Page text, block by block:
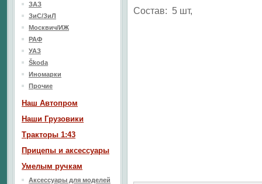
Состав: 5 шт,
ЗАЗ
ЗиС/ЗиЛ
Москвич/ИЖ
РАФ
УАЗ
Škoda
Иномарки
Прочие
Наш Aвтопром
Наши Грузовики
Тракторы 1:43
Прицепы и аксессуары
Умелым ручкам
Аксессуары для моделей